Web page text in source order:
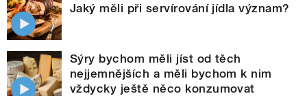
Jaký měli při servírování jídla význam?
Sýry bychom měli jíst od těch
nejjemnějších a měli bychom k nim
vždycky ještě něco konzumovat